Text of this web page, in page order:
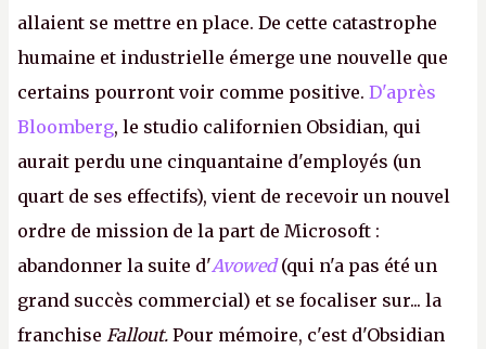
allaient se mettre en place. De cette catastrophe
humaine et industrielle émerge une nouvelle que
certains pourront voir comme positive. D'après
Bloomberg, le studio californien Obsidian, qui
aurait perdu une cinquantaine d'employés (un
quart de ses effectifs), vient de recevoir un nouvel
ordre de mission de la part de Microsoft :
abandonner la suite d'Avowed(qui n'a pas été un
grand succès commercial) et se focaliser sur... la
franchise Fallout. Pour mémoire, c'est d'Obsidian